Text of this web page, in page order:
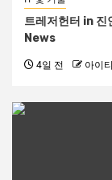
트레저헌터 in
News
4일 전 아이